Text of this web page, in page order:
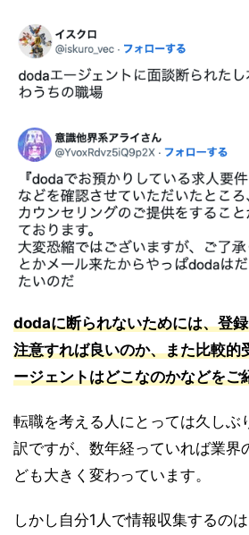
dodaに断られないためには、登
注意すれば良いのか、また比較的
ージェントはどこなのかなどをご
転職を考える人にとっては久しぶ
訳ですが、数年経っていれば業界
ども大きく変わっています。
しかし自分1人で情報収集するの